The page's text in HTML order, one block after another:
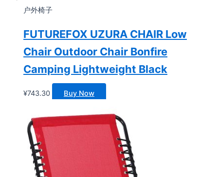
户外椅子
FUTUREFOX UZURA CHAIR Low
Chair Outdoor Chair Bonfire
Camping Lightweight Black
¥743.30 Buy Now